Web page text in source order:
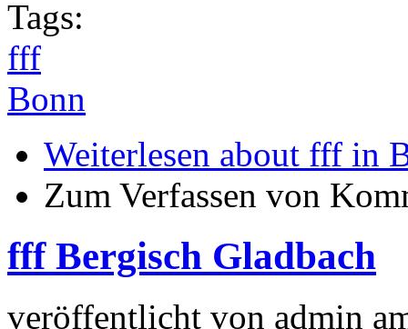
Tags:
fff
Bonn
Weiterlesen about fff in
Zum Verfassen von
fff Bergisch Gladbach
veröffentlicht von admin